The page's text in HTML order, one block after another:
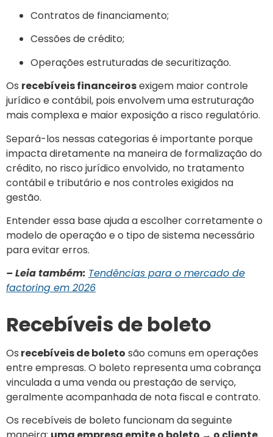
Contratos de financiamento;
Cessões de crédito;
Operações estruturadas de securitização.
Os recebíveis financeirosexigem maior controle
jurídico e contábil, pois envolvem uma estruturação
mais complexa e maior exposição a risco regulatório.
Separá-los nessas categorias é importante porque
impacta diretamente na maneira de formalização do
crédito, no risco jurídico envolvido, no tratamento
contábil e tributário e nos controles exigidos na
gestão.
Entender essa base ajuda a escolher corretamente o
modelo de operação e o tipo de sistema necessário
para evitar erros.
– Leia também: Tendências para o mercado de
factoring em 2026
Recebíveis de boleto
Os recebíveis de boleto são comuns em operações
entre empresas. O boleto representa uma cobrança
vinculada a uma venda ou prestação de serviço,
geralmente acompanhada de nota fiscal e contrato.
Os recebíveis de boleto funcionam da seguinte